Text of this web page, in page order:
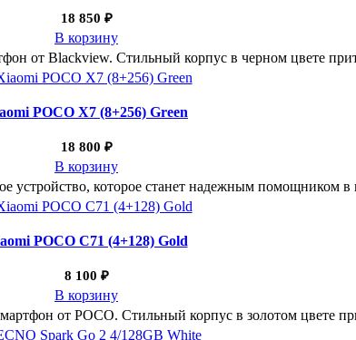
18 850 ₽
В корзину
от Blackview. Стильный корпус в черном цвете
POCO X7 (8+256) Green
18 800 ₽
В корзину
которое станет надежным помощником в
POCO C71 (4+128) Gold
8 100 ₽
В корзину
от POCO. Стильный корпус в золотом цвете